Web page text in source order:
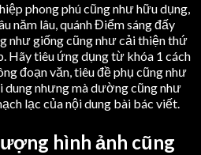
phong phú cũng như hữu dụng,
năm lâu, quánh Điểm sáng đấy
như giống cũng như cải thiện thứ
Hãy tiêu ứng dụng từ khóa 1 cách
đoạn văn, tiêu đề phụ cũng như
dung nhưng mà dường cũng như
lạc của nội dung bài bác viết.
hình ảnh cũng